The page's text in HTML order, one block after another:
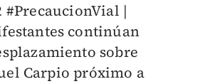
#PrecaucionVial |
continúan
sobre
Carpio próximo a